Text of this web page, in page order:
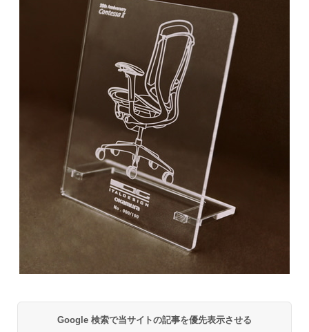
Google 検索で当サイトの記事を優先表示させる